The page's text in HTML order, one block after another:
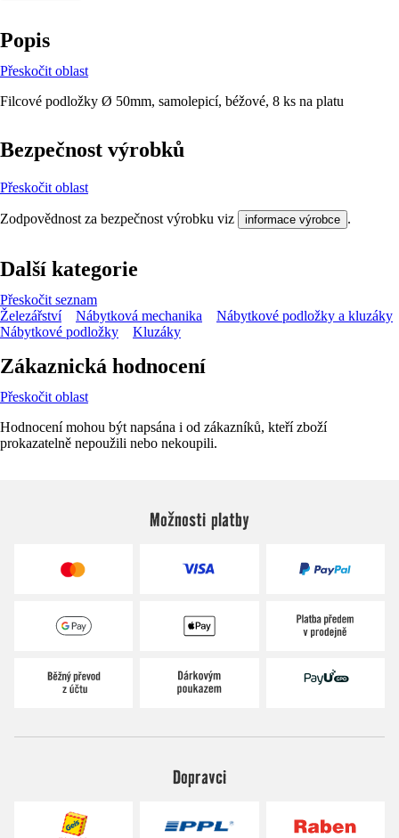
Popis
Přeskočit oblast
Filcové podložky Ø 50mm, samolepicí, béžové, 8 ks na platu
Bezpečnost výrobků
Přeskočit oblast
Zodpovědnost za bezpečnost výrobku viz informace výrobce .
Další kategorie
Přeskočit seznam
Železářství
Nábytková mechanika
Nábytkové podložky a kluzáky
Nábytkové podložky
Kluzáky
Zákaznická hodnocení
Přeskočit oblast
Hodnocení mohou být napsána i od zákazníků, kteří zboží
prokazatelně nepoužili nebo nekoupili.
Možnosti platby
Dopravci